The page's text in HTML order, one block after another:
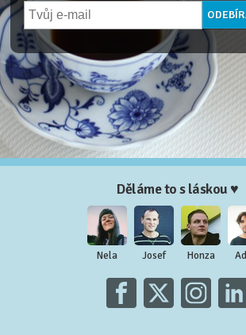
Děláme to s láskou ♥
Nela Josef Honza